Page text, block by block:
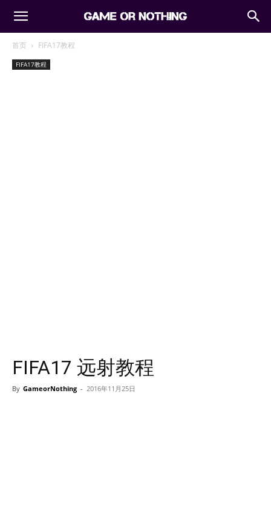
首页 FIFA17教程
FIFA17教程
FIFA17 远射教程
By GameorNothing - 2016年11月25日